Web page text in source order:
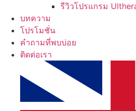
รีวิวโปรแกรม
บทความ
โปรโมชั่น
คำถามที่พบบ่อย
ติดต่อเรา